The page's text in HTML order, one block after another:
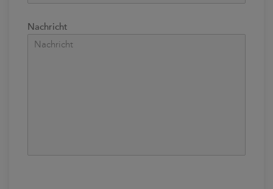
Nachricht